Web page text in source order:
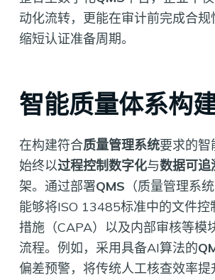
动化流转，更能在审计前完成合规
缩短认证准备周期。
智能质量体系构
在构建符合质量管理系统要求的智
始终以过程控制数字化与数据可追
架。通过部署QMS （质量管理系
能够将ISO 13485标准中的文件控
措施（CAPA）以及内部审核等模
流程。例如，采用具备AI算法的
偏差预警，将传统人工核查效率提